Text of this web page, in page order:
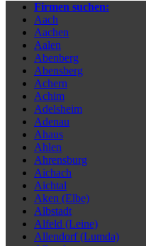
Firmen suchen:
Aach
Aachen
Aalen
Abenberg
Abensberg
Achern
Achim
Adelsheim
Adenau
Ahaus
Ahlen
Ahrensburg
Aichach
Aichtal
Aken (Elbe)
Albstadt
Alfeld (Leine)
Allendorf (Lumda)